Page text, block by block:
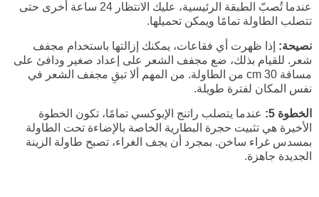
عندما تُصبّ الطبقة الرئيسية، عليك الانتظار 24 ساعة أخرى حتى
تتصلب الطاولة تمامًا ويمكن تحميلها.
نصيحة: إذا ظهرت أي فقاعات، يمكنك إزالتها باستخدام مجفف
شعر. للقيام بذلك، ضع مجفف الشعر على إعداد صغير ودافئ على
مسافة 30 cm من الطاولة. من المهم ألا تبقِ مجفف الشعر في
نفس المكان لفترة طويلة.
الخطوة 5:
عندما يتصلب راتنج الإبوكسي تمامًا، تكون الخطوة
الأخيرة هي تثبيت حجرة البطارية الخاصة بالإضاءة تحت الطاولة
بمسدس غراء ساخن. بمجرد أن يجف الغراء، تصبح طاولة الزينة
الجديدة جاهزة.